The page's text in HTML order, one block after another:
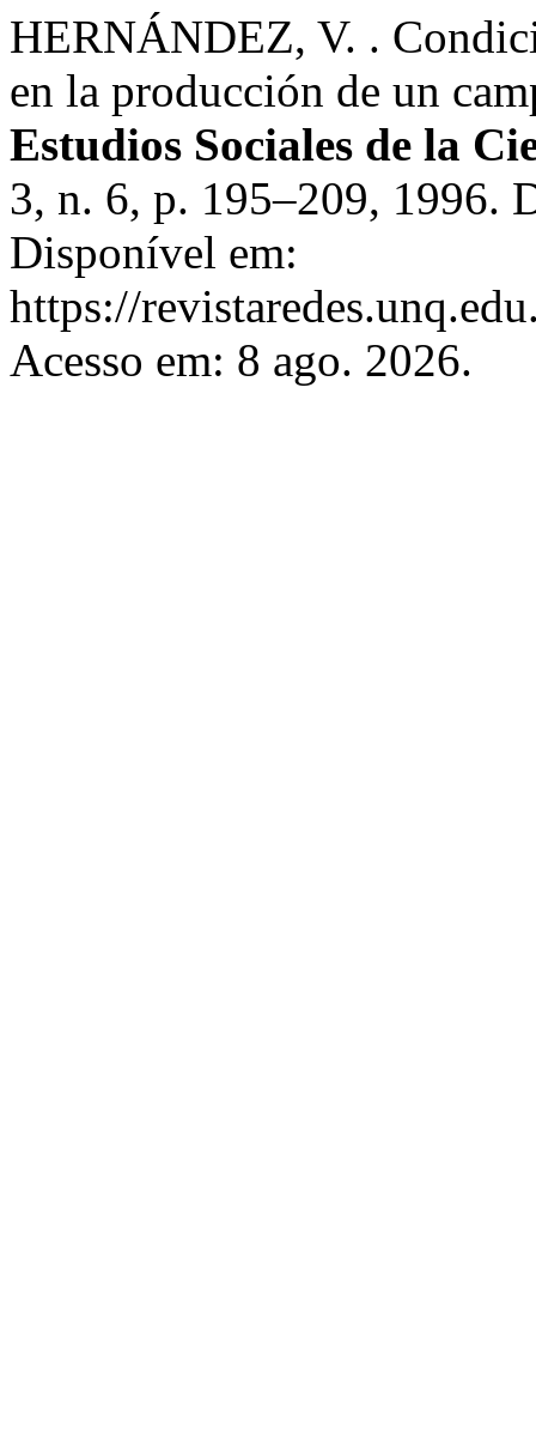
HERNÁNDEZ, V. .
en la producción de un
Estudios Sociales de la
3, n. 6, p. 195–209, 1996.
Disponível em:
https://
Acesso em: 8 ago. 2026.